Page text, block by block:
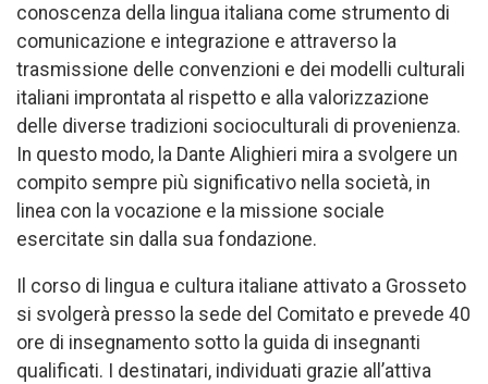
conoscenza della lingua italiana come strumento di
comunicazione e integrazione e attraverso la
trasmissione delle convenzioni e dei modelli culturali
italiani improntata al rispetto e alla valorizzazione
delle diverse tradizioni socioculturali di provenienza.
In questo modo, la Dante Alighieri mira a svolgere un
compito sempre più significativo nella società, in
linea con la vocazione e la missione sociale
esercitate sin dalla sua fondazione.
Il corso di lingua e cultura italiane attivato a Grosseto
si svolgerà presso la sede del Comitato e prevede 40
ore di insegnamento sotto la guida di insegnanti
qualificati. I destinatari, individuati grazie all’attiva